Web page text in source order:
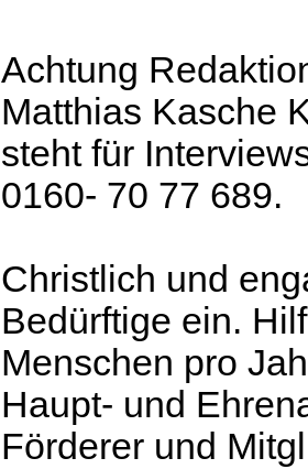
Achtung
Matthias Kasche
steht für
0160- 70 77 689.
Christlich und
Bedürftige ein.
Menschen pro
Haupt- und
Förderer und